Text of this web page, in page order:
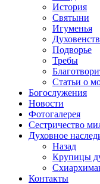
История
Святыни
Игуменья
Подворье
Требы
Статьи о
Богослужения
Новости
Фотогалерея
Сестричество
Духовное
Назад
Крупицы
Контакты